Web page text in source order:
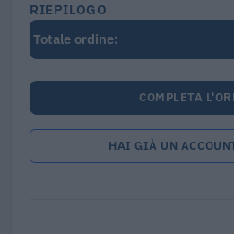
RIEPILOGO
Totale ordine:
COMPLETA
HAI GIÀ UN